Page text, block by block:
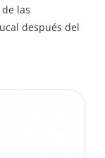
las
después del